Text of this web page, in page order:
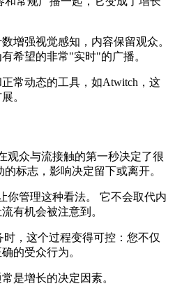
增强视觉感知，内容保留观众。
希望的非常"实时"的广播。
常动态的工具，如Atwitch，这
。
观众与流接触的第一秒决定了很
标志，影响决定留下或离开。
你管理这种看法。 它不会取代内
有机会被注意到。
，这个过程变得可控：您不仅
的受众行为。
是增长的决定因素。